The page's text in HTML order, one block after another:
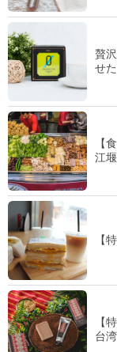
贅
せ
【
江
【
【
台